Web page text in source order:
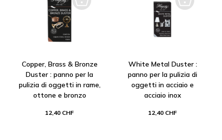
Copper, Brass & Bronze
Duster : panno per la
pulizia di oggetti in rame,
ottone e bronzo
12,40 CHF
White Metal Duster :
panno per la pulizia di
oggetti in acciaio e
acciaio inox
12,40 CHF